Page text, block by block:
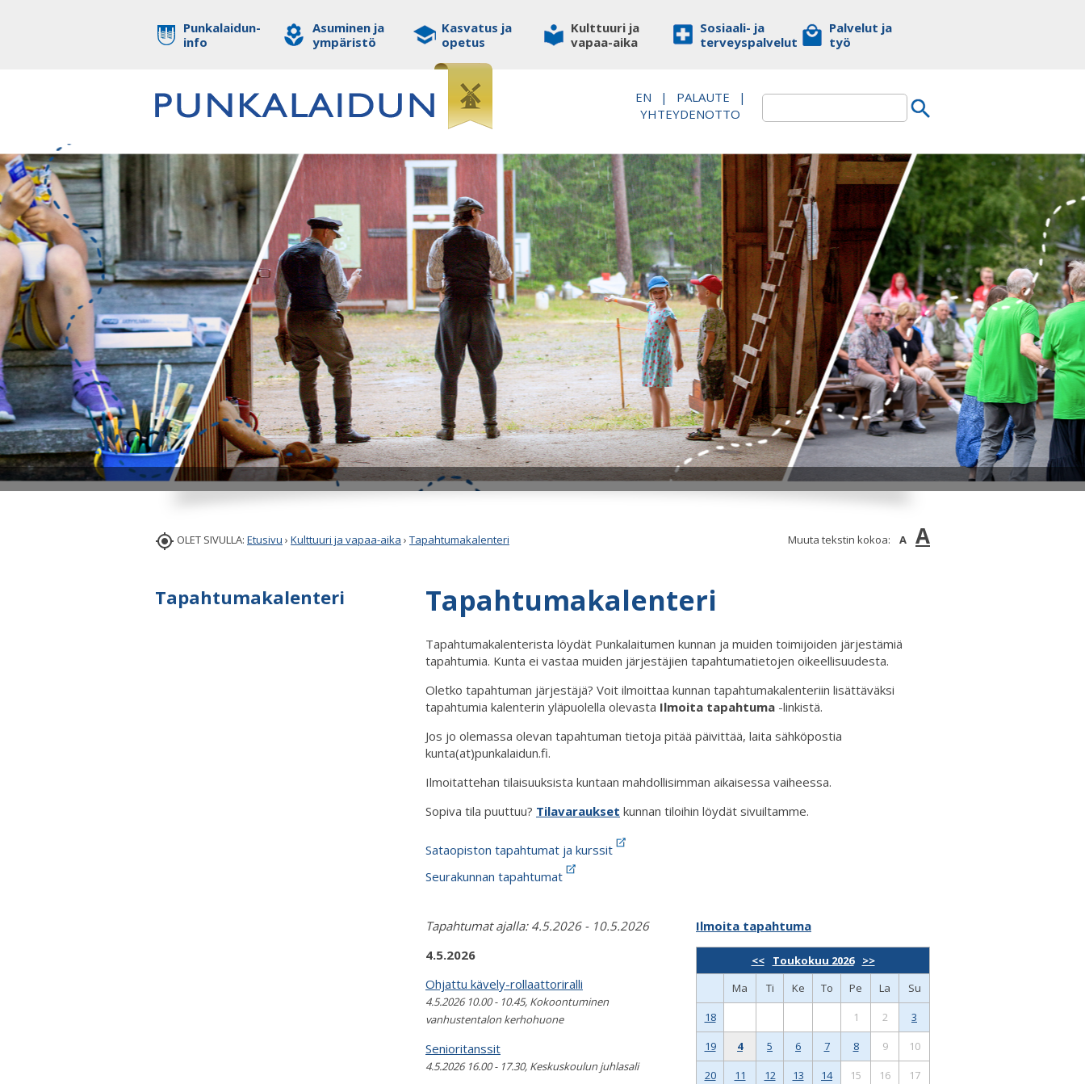
Punkalaidun-
info
Asuminen ja
ympäristö
Kasvatus ja
opetus
Kulttuuri ja
vapaa-aika
Sosiaali- ja
terveyspalvelut
Palvelut ja
työ
EN | PALAUTE
|
YHTEYDENOTTO
 OLET SIVULLA: Etusivu › Kulttuuri ja vapaa-aika › Tapahtumakalenteri Muuta tekstin kokoa: A A
Tapahtumakalenteri Tapahtumakalenteri
Tapahtumakalenterista löydät Punkalaitumen kunnan ja muiden toimijoiden järjestämiä
tapahtumia. Kunta ei vastaa muiden järjestäjien tapahtumatietojen oikeellisuudesta.
Oletko tapahtuman järjestäjä? Voit ilmoittaa kunnan tapahtumakalenteriin lisättäväksi
tapahtumia kalenterin yläpuolella olevasta Ilmoita tapahtuma -linkistä.
Jos jo olemassa olevan tapahtuman tietoja pitää päivittää, laita sähköpostia
kunta(at)punkalaidun.fi.
Ilmoitattehan tilaisuuksista kuntaan mahdollisimman aikaisessa vaiheessa.
Sopiva tila puuttuu? Tilavaraukset kunnan tiloihin löydät sivuiltamme.
Sataopiston tapahtumat ja kurssit
Seurakunnan tapahtumat
Tapahtumat ajalla: 4.5.2026 - 10.5.2026
4.5.2026
Ohjattu kävely-rollaattoriralli
4.5.2026 10.00 - 10.45, Kokoontuminen
vanhustentalon kerhohuone
Senioritanssit
4.5.2026 16.00 - 17.30, Keskuskoulun juhlasali
Ilmoita tapahtuma
<< Toukokuu 2026
>>
Ma
Ti Ke To Pe La
Su
18
1 2
3
19
4 5 6 7 8 9
10
20
11 12 13 14 15 16
17